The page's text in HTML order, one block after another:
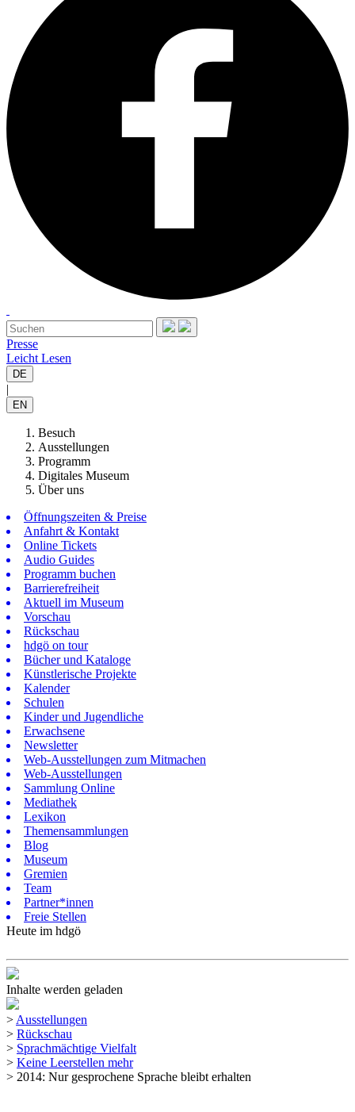
Presse
Leicht Lesen
DE
|
EN
Besuch
Ausstellungen
Programm
Digitales Museum
Über uns
Öffnungszeiten & Preise
Anfahrt & Kontakt
Online Tickets
Audio Guides
Programm buchen
Barrierefreiheit
Aktuell im Museum
Vorschau
Rückschau
hdgö on tour
Bücher und Kataloge
Künstlerische Projekte
Kalender
Schulen
Kinder und Jugendliche
Erwachsene
Newsletter
Web-Ausstellungen zum Mitmachen
Web-Ausstellungen
Sammlung Online
Mediathek
Lexikon
Themensammlungen
Blog
Museum
Gremien
Team
Partner*innen
Freie Stellen
Heute im hdgö
Inhalte werden geladen
> Ausstellungen
> Rückschau
> Sprachmächtige Vielfalt
> Keine Leerstellen mehr
> 2014: Nur gesprochene Sprache bleibt erhalten